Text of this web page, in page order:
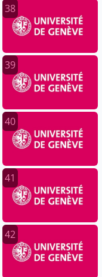
38
39
40
41
42